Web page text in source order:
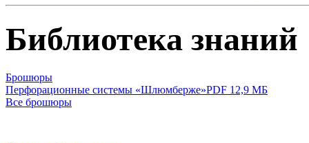
Библиотека знаний
Брошюры
Перфорационные системы «Шлюмберже»PDF 12,9 МБ
Все брошюры